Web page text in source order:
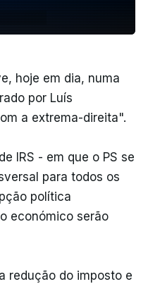
hoje em dia, numa
por Luís
a extrema-direita".
IRS - em que o PS se
para todos os
política
económico serão
redução do imposto e